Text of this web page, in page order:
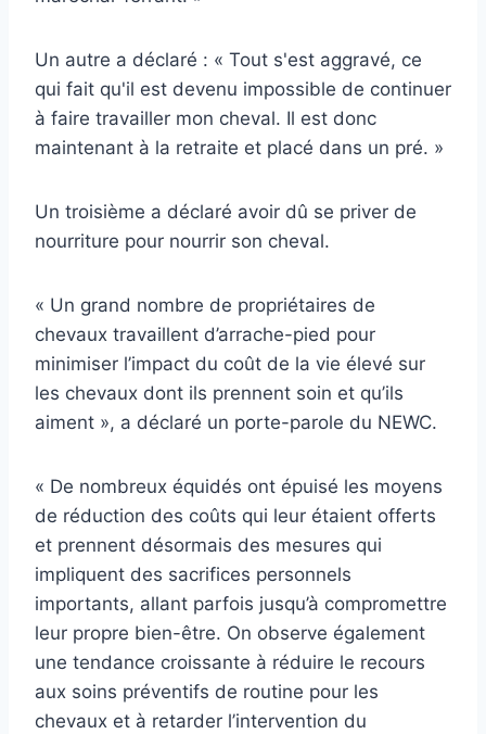
Un autre a déclaré : « Tout s'est aggravé, ce
qui fait qu'il est devenu impossible de continuer
à faire travailler mon cheval. Il est donc
maintenant à la retraite et placé dans un pré. »
Un troisième a déclaré avoir dû se priver de
nourriture pour nourrir son cheval.
« Un grand nombre de propriétaires de
chevaux travaillent d’arrache-pied pour
minimiser l’impact du coût de la vie élevé sur
les chevaux dont ils prennent soin et qu’ils
aiment », a déclaré un porte-parole du NEWC.
« De nombreux équidés ont épuisé les moyens
de réduction des coûts qui leur étaient offerts
et prennent désormais des mesures qui
impliquent des sacrifices personnels
importants, allant parfois jusqu’à compromettre
leur propre bien-être. On observe également
une tendance croissante à réduire le recours
aux soins préventifs de routine pour les
chevaux et à retarder l’intervention du